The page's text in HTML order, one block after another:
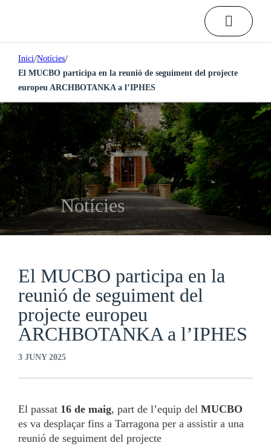
Inici/Notícies/
El MUCBO participa en la reunió de seguiment del projecte
europeu ARCHBOTANKA a l’IPHES
Notícies
El MUCBO participa en la
reunió de seguiment del
projecte europeu
ARCHBOTANKA a l’IPHES
3 JUNY 2025
El passat 16 de maig, part de l’equip del MUCBO
es va desplaçar fins a Tarragona per a assistir a una
reunió de seguiment del projecte